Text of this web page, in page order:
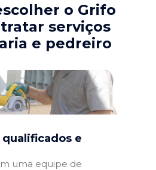
o Grifo
serviços
e pedreiro
e
uma equipe de